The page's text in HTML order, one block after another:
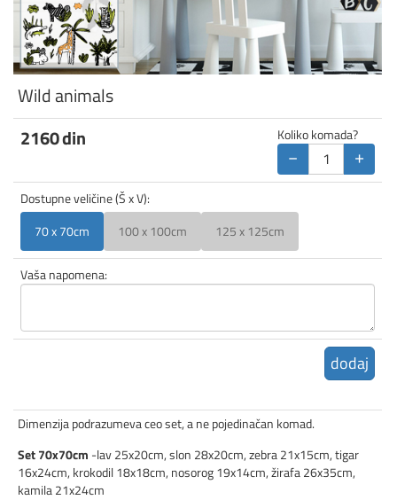
Wild animals
2160din Koliko komada?
− +
Dostupne veličine (Š x V):
70 x 70cm
100 x 100cm 125 x 125cm
Vaša napomena:
dodaj
Dimenzija podrazumeva ceo set, a ne pojedinačan komad.
Set 70x70cm -lav 25x20cm, slon 28x20cm, zebra 21x15cm, tigar
16x24cm, krokodil 18x18cm, nosorog 19x14cm, žirafa 26x35cm,
kamila 21x24cm